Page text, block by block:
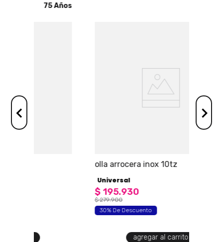
olla arrocera inox 10tz
30% De Descuento
agregar al carrito